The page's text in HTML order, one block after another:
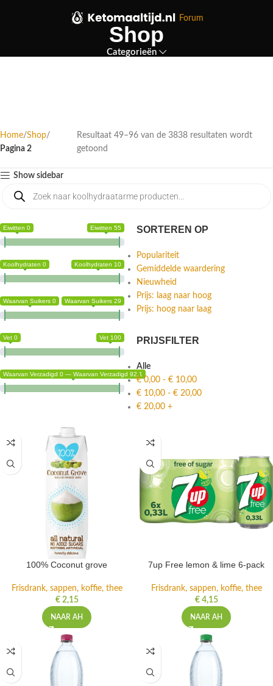
Forum
Shop
Categorieën
Home Shop
Pagina 2
Resultaat 49–96 van de 3838 resultaten wordt
getoond
Show sidebar
Eiwitten 0 Eiwitten 55
Koolhydraten 0 Koolhydraten 10
Waarvan Suikers 0 Waarvan Suikers 29
Vet 0 Vet 100
Waarvan Verzadigd 0 — Waarvan Verzadigd 92.1
SORTEREN OP
Populariteit
Gemiddelde waardering
Nieuwheid
Prijs: laag naar hoog
Prijs: hoog naar laag
PRIJSFILTER
Alle
€0,00 - € 10,00
€ 10,00 - € 20,00
€ 20,00 +
100% Coconut grove
Frisdrank, sappen, koffie, thee
€2,15
NAAR AH
7up Free lemon & lime 6-pack
Frisdrank, sappen, koffie, thee
€4,15
NAAR AH